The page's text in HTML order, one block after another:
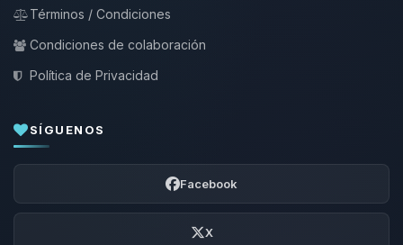
Términos / Condiciones
Condiciones de colaboración
Política de Privacidad
SÍGUENOS
Facebook
X